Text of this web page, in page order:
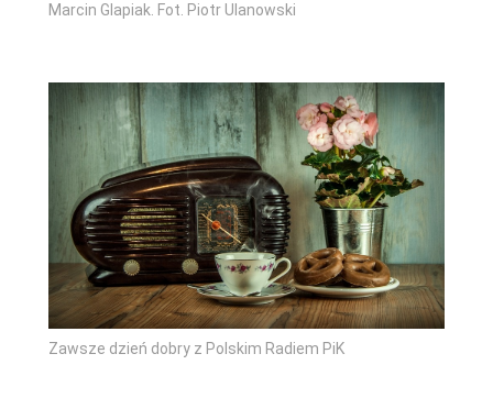
Marcin Glapiak. Fot. Piotr Ulanowski
Zawsze dzień dobry z Polskim Radiem PiK